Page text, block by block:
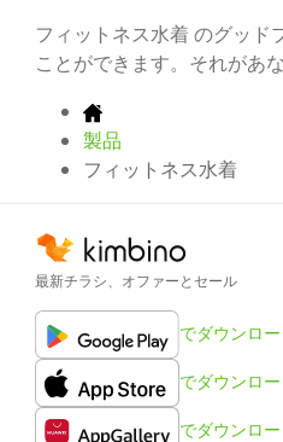
フィットネス水着 のグッド
ことができます。それがあ
製品
フィットネス水着
最新チラシ、オファーとセール
でダウンロー
でダウンロー
でダウンロー